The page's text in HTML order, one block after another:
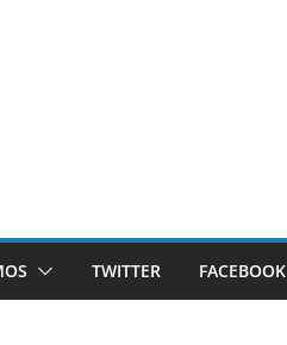
TWITTER FACEBOOK